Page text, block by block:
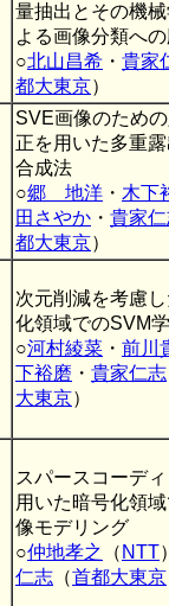
量抽出とその機
よる画像分類へ
○北山昌希 ・ 貴家
都大東京）
SVE画像のため
正を用いた多重
合成法
○郷 地洋 ・ 木下
田さやか ・ 貴家
都大東京）
次元削減を考慮
化領域でのSVM
○河村綾菜 ・ 前川
下裕磨 ・ 貴家仁志
大東京）
スパースコーデ
用いた暗号化領
像モデリング
○仲地孝之 （ NTT
仁志 （首都大東京